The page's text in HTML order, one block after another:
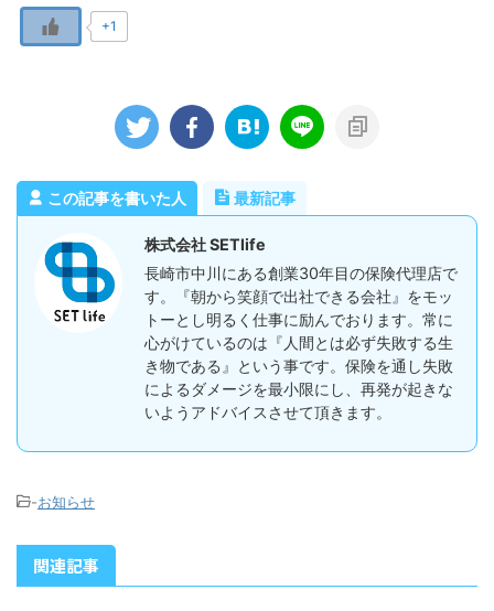
+1
この記事を書いた人 最新記事
株式会社 SETlife
長崎市中川にある創業30年目の保険代理店で
す。『朝から笑顔で出社できる会社』をモッ
トーとし明るく仕事に励んでおります。常に
心がけているのは『人間とは必ず失敗する生
き物である』という事です。保険を通し失敗
によるダメージを最小限にし、再発が起きな
いようアドバイスさせて頂きます。
-お知らせ
関連記事